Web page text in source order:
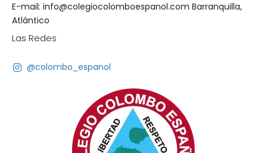
E-mail: info@colegiocolomboespanol.com Barranquilla,
Atlántico
Las Redes
@colombo_espanol